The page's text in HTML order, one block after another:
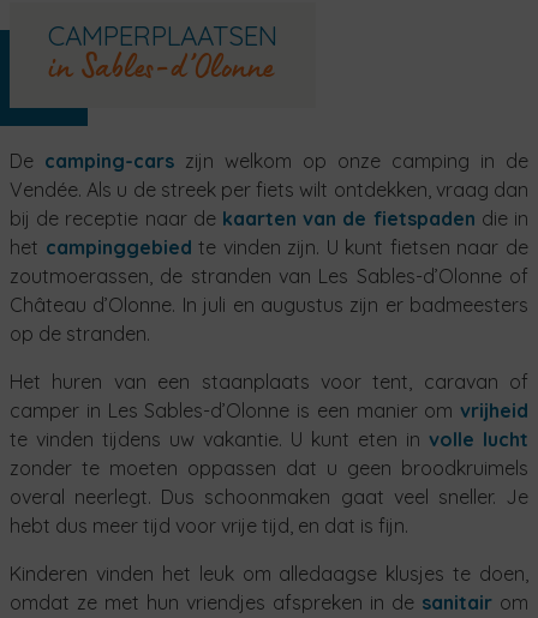
CAMPERPLAATSEN
in Sables-d’Olonne
De camping-cars zijn welkom op onze camping in de
Vendée. Als u de streek per fiets wilt ontdekken, vraag dan
bij de receptie naar de kaarten van de fietspaden die in
het campinggebied te vinden zijn. U kunt fietsen naar de
zoutmoerassen, de stranden van Les Sables-d’Olonne of
Château d’Olonne. In juli en augustus zijn er badmeesters
op de stranden.
Het huren van een staanplaats voor tent, caravan of
camper in Les Sables-d’Olonne is een manier om vrijheid
te vinden tijdens uw vakantie. U kunt eten in volle lucht
zonder te moeten oppassen dat u geen broodkruimels
overal neerlegt. Dus schoonmaken gaat veel sneller. Je
hebt dus meer tijd voor vrije tijd, en dat is fijn.
Kinderen vinden het leuk om alledaagse klusjes te doen,
omdat ze met hun vriendjes afspreken in de sanitair om